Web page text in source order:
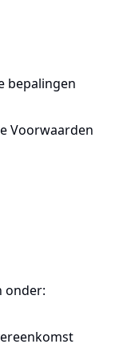
bepalingen
Voorwaarden
onder: